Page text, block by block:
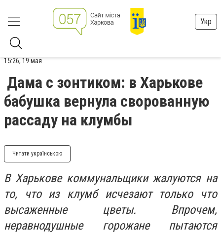
Укр
15:26, 19 мая
Дама с зонтиком: в Харькове
бабушка вернула сворованную
рассаду на клумбы
Читати українською
В Харькове коммунальщики жалуются на
то, что из клумб исчезают только что
высаженные цветы. Впрочем,
неравнодушные горожане пытаются